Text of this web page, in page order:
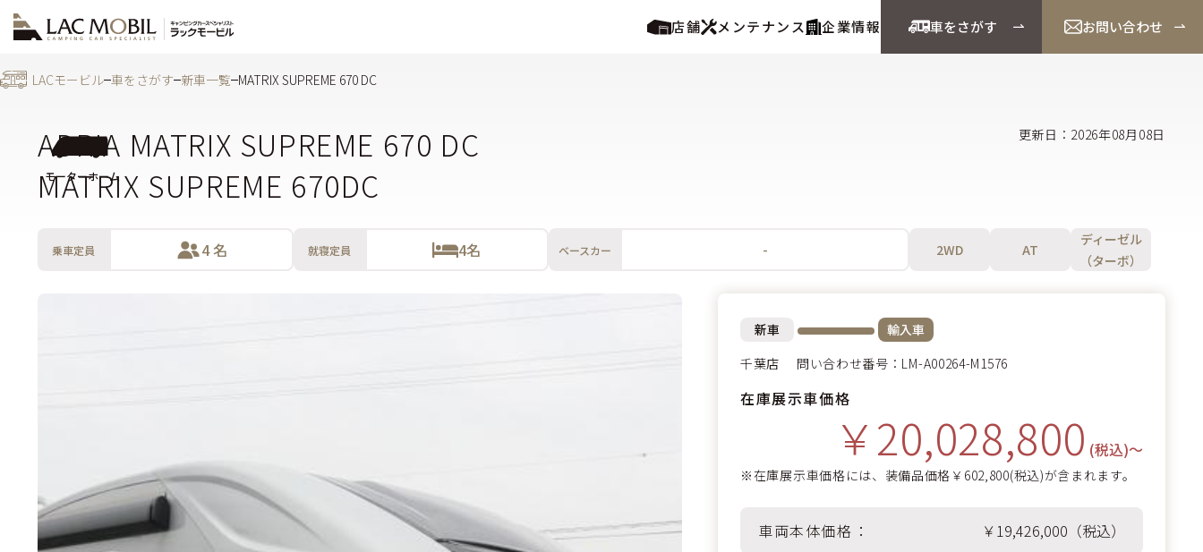
店舗 メンテナンス 企業情報 車をさがす お問い合わせ
LACモービル 車をさがす 新車一覧 MATRIX SUPREME 670 DC
モーターホーム
更新日：2026年08月08日
ADRIA MATRIX SUPREME 670 DC
MATRIX SUPREME 670DC
乗車定員 4 名 就寝定員 4名 ベースカー - 2WD AT
ディーゼル
（ターボ）
新車
輸入車
千葉店
問い合わせ番号：LM-A00264-M1576
在庫展示車価格
￥20,028,800 (税込)〜
※在庫展示車価格には、装備品価格￥602,800(税込)が含まれます。
車両本体価格 ￥19,426,000（税込）